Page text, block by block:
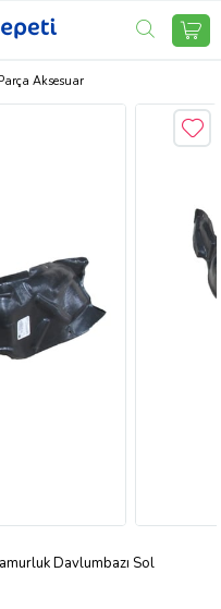
Aksesuar
Davlumbazı Sol